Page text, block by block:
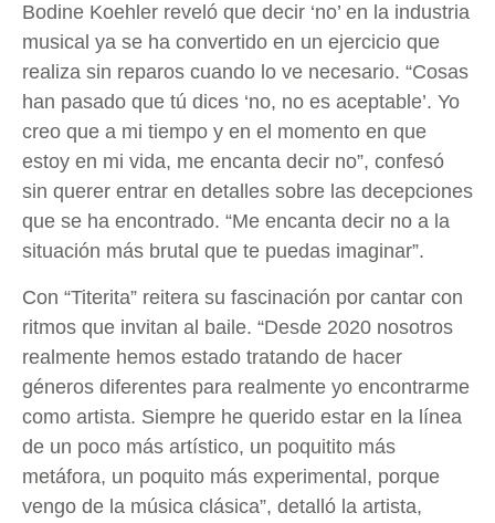
Bodine Koehler reveló que decir ‘no’ en la industria
musical ya se ha convertido en un ejercicio que
realiza sin reparos cuando lo ve necesario. “Cosas
han pasado que tú dices ‘no, no es aceptable’. Yo
creo que a mi tiempo y en el momento en que
estoy en mi vida, me encanta decir no”, confesó
sin querer entrar en detalles sobre las decepciones
que se ha encontrado. “Me encanta decir no a la
situación más brutal que te puedas imaginar”.
Con “Titerita” reitera su fascinación por cantar con
ritmos que invitan al baile. “Desde 2020 nosotros
realmente hemos estado tratando de hacer
géneros diferentes para realmente yo encontrarme
como artista. Siempre he querido estar en la línea
de un poco más artístico, un poquitito más
metáfora, un poquito más experimental, porque
vengo de la música clásica”, detalló la artista,